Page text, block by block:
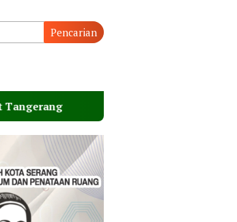
Pencarian
Musim Kemarau, Perumda Tirta